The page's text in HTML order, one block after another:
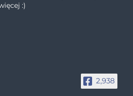
:)
2,938